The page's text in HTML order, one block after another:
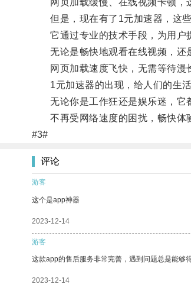
网页加载缓慢、在线视频卡顿，
但是，现在有了1元加速器，这些
它通过专业的技术手段，为用户提
无论是畅快地观看在线视频，还是
网页加载速度飞快，无需等待漫长
1元加速器的出现，给人们的生活
无论你是工作狂还是娱乐迷，它
不再受网络速度的困扰，畅快体
#3#
评论
游客
这个是app神器
2023-12-14
游客
这款app的售后服务非常完善，遇到问题总是能够
2023-12-14